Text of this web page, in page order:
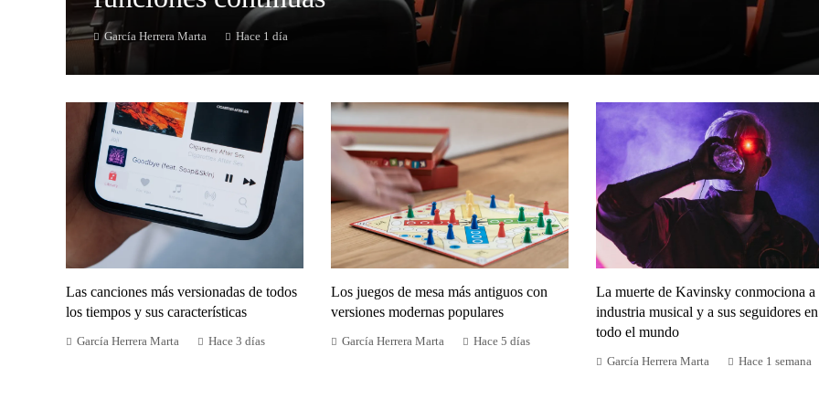
García Herrera Marta Hace 1 día
Las canciones más versionadas de todos
los tiempos y sus características
García Herrera Marta Hace 3 días
Los juegos de mesa más antiguos con
versiones modernas populares
García Herrera Marta Hace 5 días
La muerte de Kavinsky conmociona a
industria musical y a sus seguidores en
todo el mundo
García Herrera Marta Hace 1 semana